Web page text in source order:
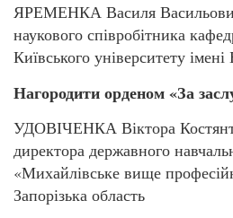
ЯРЕМЕНКА Василя
наукового співробітника
Київського університету
Нагородити орденом «За
УДОВІЧЕНКА Віктора
директора державного
«Михайлівське вище
Запорізька область